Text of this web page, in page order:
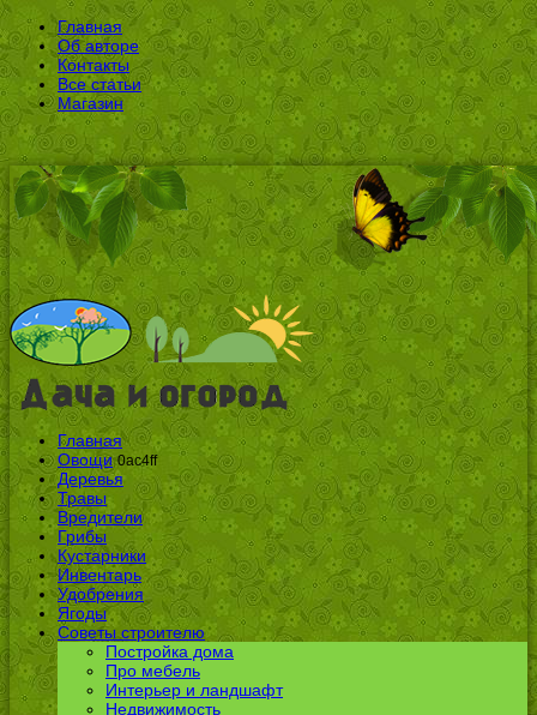
Главная
Об авторе
Контакты
Все статьи
Магазин
Главная
Овощи 0ac4ff
Деревья
Травы
Вредители
Грибы
Кустарники
Инвентарь
Удобрения
Ягоды
Советы строителю
Постройка дома
Про мебель
Интерьер и ландшафт
Недвижимость